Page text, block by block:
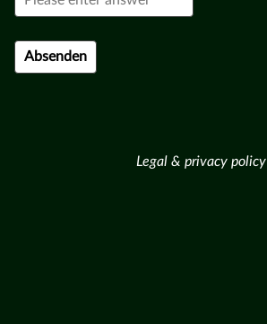
Legal & privacy policy